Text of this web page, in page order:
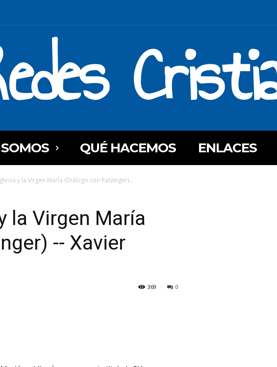
QUÉ HACEMOS ENLACES
y la Virgen María (Diálogo con Ratzinger)...
la Virgen María
-- Xavier
0
369